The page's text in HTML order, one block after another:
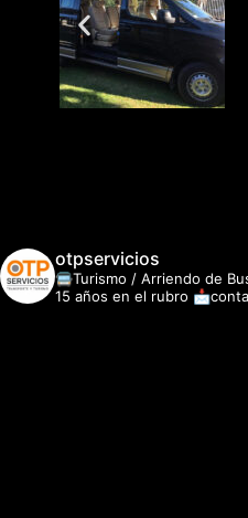
otpservicios
🚍Turismo / Arriendo de
15 años en el rubro